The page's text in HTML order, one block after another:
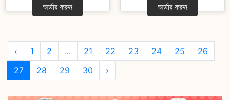
অর্ডার করুন অর্ডার করুন
‹ 1 2 ... 21 22 23 24 25
26
27
28 29 30 ›